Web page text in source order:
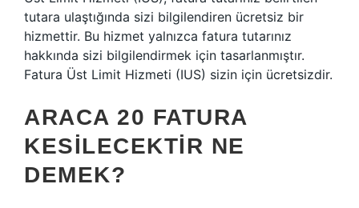
tutara ulaştığında sizi bilgilendiren ücretsiz bir
hizmettir. Bu hizmet yalnızca fatura tutarınız
hakkında sizi bilgilendirmek için tasarlanmıştır.
Fatura Üst Limit Hizmeti (IUS) sizin için ücretsizdir.
ARACA 20 FATURA
KESILECEKTIR NE
DEMEK?